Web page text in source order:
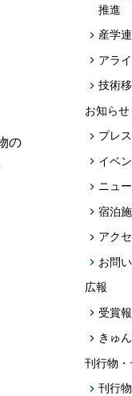
の
推進
産学
アラ
技術
お知ら
プレ
イベ
ニュ
宿泊
アク
お問
広報
受賞
きゅ
刊行物・
刊行物